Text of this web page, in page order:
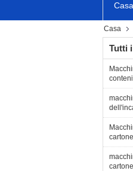
Casa
Casa
Tutti
cartone
cartone